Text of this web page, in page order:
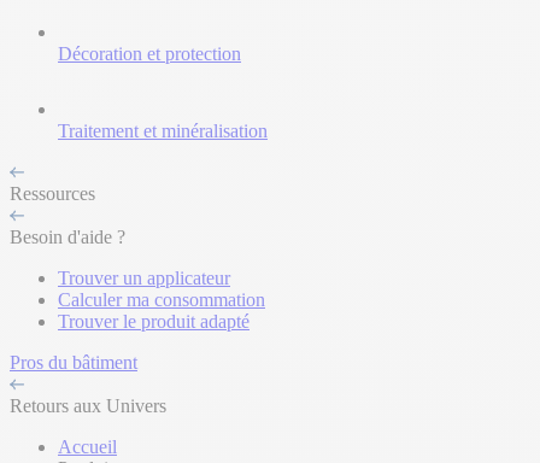
Décoration et protection
Traitement et minéralisation
Ressources
Besoin d'aide ?
Trouver un applicateur
Calculer ma consommation
Trouver le produit adapté
Pros du bâtiment
Retours aux Univers
Accueil